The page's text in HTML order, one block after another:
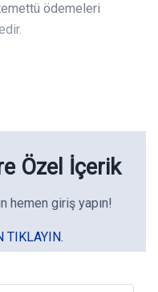
temettü ödemeleri
Özel İçerik
hemen giriş yapın!
TIKLAYIN.